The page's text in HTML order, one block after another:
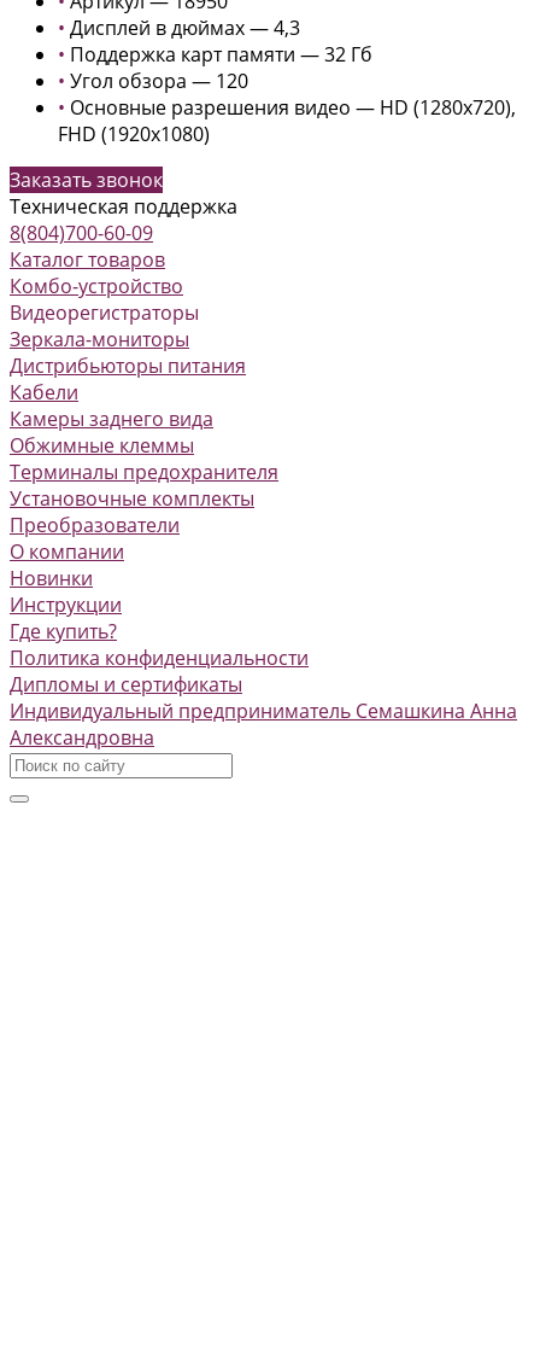
• Дисплей в дюймах — 4,3
• Поддержка карт памяти — 32 Гб
• Угол обзора — 120
• Основные разрешения видео — HD (1280x720),
FHD (1920x1080)
Заказать звонок
Техническая поддержка
8(804)700-60-09
Каталог товаров
Комбо-устройство
Видеорегистраторы
Зеркала-мониторы
Дистрибьюторы питания
Кабели
Камеры заднего вида
Обжимные клеммы
Терминалы предохранителя
Установочные комплекты
Преобразователи
О компании
Новинки
Инструкции
Где купить?
Политика конфиденциальности
Дипломы и сертификаты
Индивидуальный предприниматель Семашкина Анна
Александровна